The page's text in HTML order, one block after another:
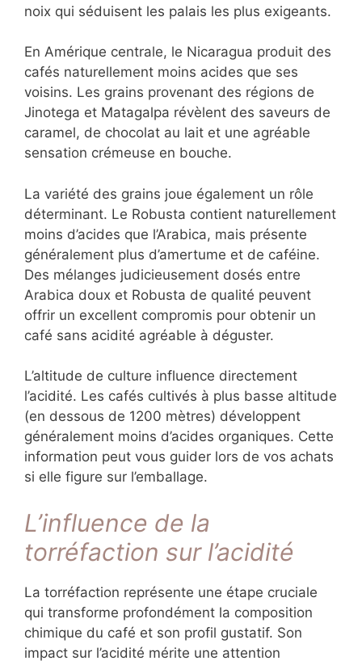
noix qui séduisent les palais les plus exigeants.
En Amérique centrale, le Nicaragua produit des
cafés naturellement moins acides que ses
voisins. Les grains provenant des régions de
Jinotega et Matagalpa révèlent des saveurs de
caramel, de chocolat au lait et une agréable
sensation crémeuse en bouche.
La variété des grains joue également un rôle
déterminant. Le Robusta contient naturellement
moins d’acides que l’Arabica, mais présente
généralement plus d’amertume et de caféine.
Des mélanges judicieusement dosés entre
Arabica doux et Robusta de qualité peuvent
offrir un excellent compromis pour obtenir un
café sans acidité agréable à déguster.
L’altitude de culture influence directement
l’acidité. Les cafés cultivés à plus basse altitude
(en dessous de 1200 mètres) développent
généralement moins d’acides organiques. Cette
information peut vous guider lors de vos achats
si elle figure sur l’emballage.
L’influence de la
torréfaction sur l’acidité
La torréfaction représente une étape cruciale
qui transforme profondément la composition
chimique du café et son profil gustatif. Son
impact sur l’acidité mérite une attention